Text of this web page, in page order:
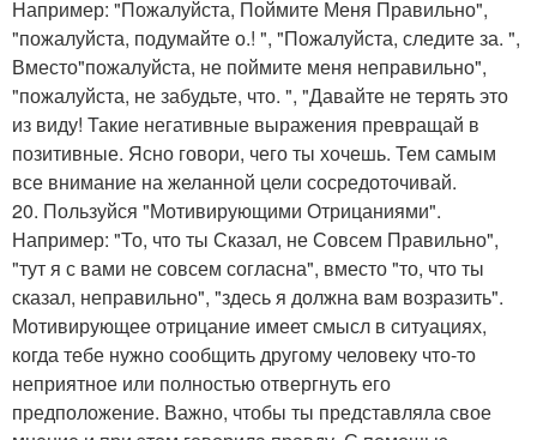
Например: "Пожалуйста, Поймите Меня Правильно",
"пожалуйста, подумайте о.! ", "Пожалуйста, следите за. ",
Вместо"пожалуйста, не поймите меня неправильно",
"пожалуйста, не забудьте, что. ", "Давайте не терять это
из виду! Такие негативные выражения превращай в
позитивные. Ясно говори, чего ты хочешь. Тем самым
все внимание на желанной цели сосредоточивай.
20. Пользуйся "Мотивирующими Отрицаниями".
Например: "То, что ты Сказал, не Совсем Правильно",
"тут я с вами не совсем согласна", вместо "то, что ты
сказал, неправильно", "здесь я должна вам возразить".
Мотивирующее отрицание имеет смысл в ситуациях,
когда тебе нужно сообщить другому человеку что-то
неприятное или полностью отвергнуть его
предположение. Важно, чтобы ты представляла свое